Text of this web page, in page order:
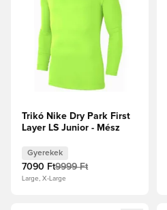
Trikó Nike Dry Park First
Layer LS Junior - Mész
Gyerekek
7090 Ft9999 Ft
Large, X-Large